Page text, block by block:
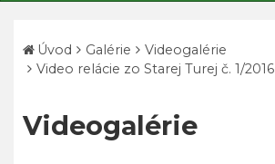
Úvod Galérie
Videogalérie
Video relácie zo Starej Turej č. 1/2016
Videogalérie